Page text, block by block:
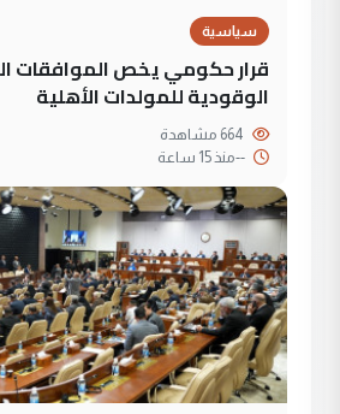
سياسية
قرار حكومي يخص الموافقات
الوقودية للمولدات الأهلية
--منذ 15 ساعة